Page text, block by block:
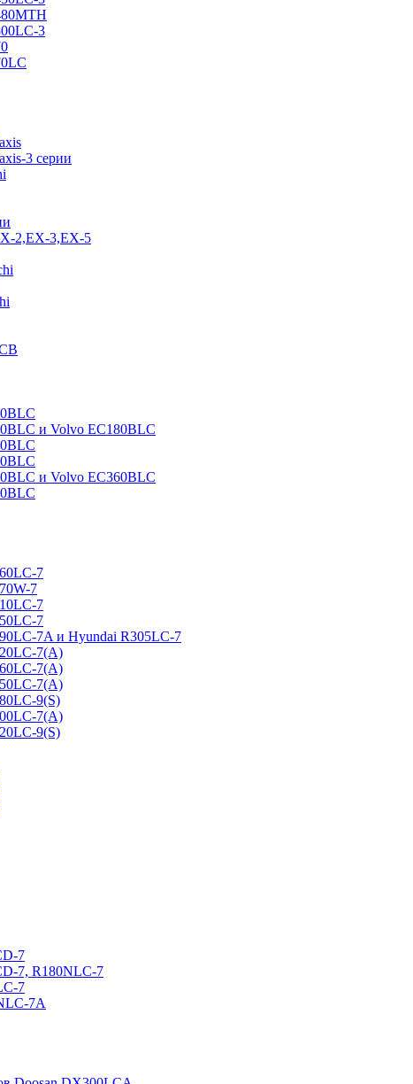
3
3 серии
2,EX-3,EX-5
и Volvo EC180BLC
и Volvo EC360BLC
7
7
7
7
7A и Hyundai R305LC-7
7(A)
7(A)
7(A)
9(S)
7(A)
9(S)
7
7, R180NLC-7
7
7A